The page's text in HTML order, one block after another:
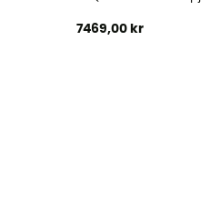
7469,00 kr